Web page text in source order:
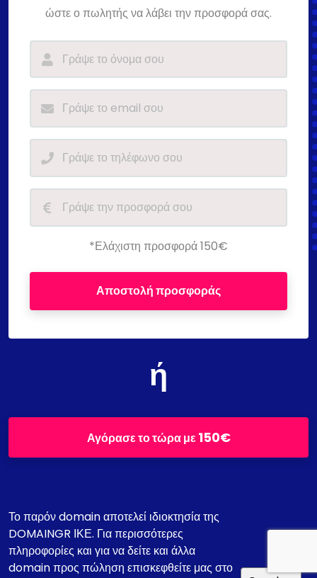
ώστε ο πωλητής να λάβει την προσφορά σας.
*Ελάχιστη προσφορά 150€
Αποστολή προσφοράς
ή
Αγόρασε το τώρα με150€
Το παρόν domain αποτελεί ιδιοκτησία της
DOMAINGR ΙΚΕ. Για περισσότερες
πληροφορίες και για να δείτε και άλλα
domain προς πώληση επισκεφθείτε μας στο